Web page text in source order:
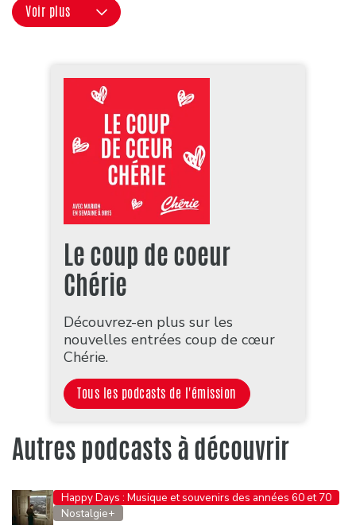
Voir plus
Le coup de coeur
Chérie
Découvrez-en plus sur les
nouvelles entrées coup de cœur
Chérie.
Tous les podcasts de l'émission
Autres podcasts à découvrir
Happy Days : Musique et souvenirs des années 60 et 70
Nostalgie+